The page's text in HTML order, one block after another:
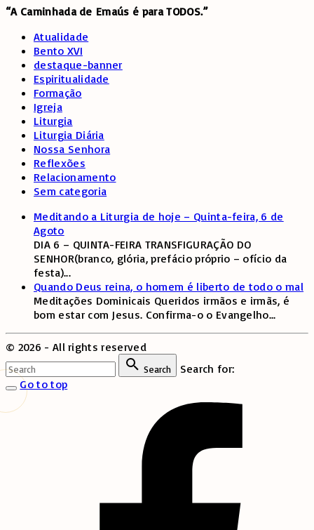
“A Caminhada de Emaús é para TODOS.”
Atualidade
Bento XVI
destaque-banner
Espiritualidade
Formação
Igreja
Liturgia
Liturgia Diária
Nossa Senhora
Reflexões
Relacionamento
Sem categoria
Meditando a Liturgia de hoje – Quinta-feira, 6 de
Agoto
DIA 6 – QUINTA-FEIRA TRANSFIGURAÇÃO DO
SENHOR(branco, glória, prefácio próprio – ofício da
festa)...
Quando Deus reina, o homem é liberto de todo o mal
Meditações Dominicais Queridos irmãos e irmãs, é
bom estar com Jesus. Confirma-o o Evangelho...
© 2026 - All rights reserved
Search
Search for:
Go to top